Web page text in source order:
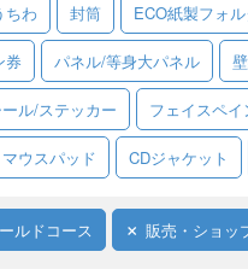
ちわ 封筒 ECO紙製フォ
券 パネル/等身大パネル
ル/ステッカー フェイスペ
マウスパッド CDジャケット
ルドコース 販売・ショッ